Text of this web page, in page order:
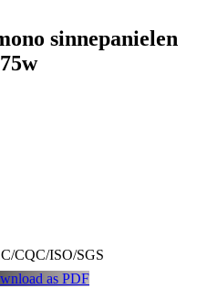
sinnepanielen
CQC/ISO/SGS
as PDF